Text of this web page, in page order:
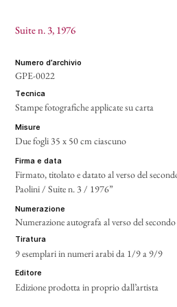
Suite n. 3, 1976
numero d’archivio
GPE-0022
tecnica
Stampe fotografiche applicate su carta
misure
Due fogli 35 x 50 cm ciascuno
firma e data
Firmato, titolato e datato al verso del
Paolini / Suite n. 3 / 1976”
numerazione
Numerazione autografa al verso del
tiratura
9 esemplari in numeri arabi da 1/9 a 9/9
editore
Edizione prodotta in proprio dall’artista